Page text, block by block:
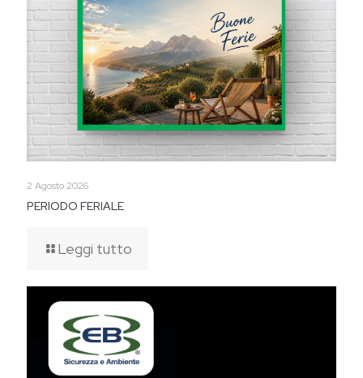
2 Agosto 2026
PERIODO FERIALE
Leggi tutto